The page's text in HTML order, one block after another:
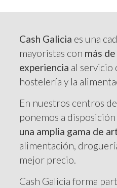
Cash Galicia es una
mayoristas con más
experiencia al servicio
hostelería y la
En nuestros centros
ponemos a
una amplia gama de
alimentación,
mejor precio.
Cash Galicia forma